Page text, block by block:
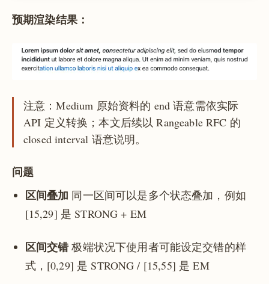
预期渲染结果：
注意：Medium 原始资料的 end 语意需依实际
API 定义转换；本文后续以 Rangeable RFC 的
closed interval 语意说明。
问题
区间叠加 同一区间可以是多个状态叠加，例如
[15,29] 是 STRONG + EM
区间交错极端状况下使用者可能设定交错的样
式，[0,29] 是 STRONG / [15,55] 是 EM